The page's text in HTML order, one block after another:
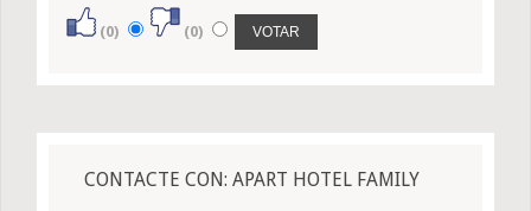
(0) (0)
CONTACTE CON: APART HOTEL FAMILY